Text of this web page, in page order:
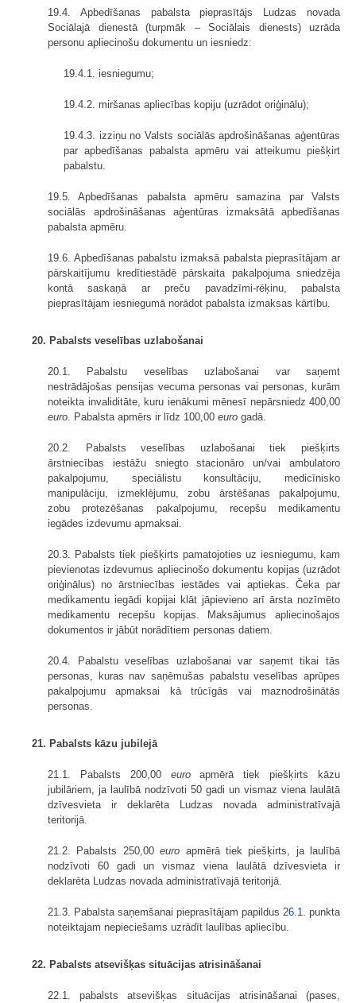
19.4. Apbedīšanas pabalsta pieprasītājs Ludzas novada
Sociālajā dienestā (turpmāk – Sociālais dienests) uzrāda
personu apliecinošu dokumentu un iesniedz:
19.4.1. iesniegumu;
19.4.2. miršanas apliecības kopiju (uzrādot oriģinālu);
19.4.3. izziņu no Valsts sociālās apdrošināšanas aģentūras
par apbedīšanas pabalsta apmēru vai atteikumu piešķirt
pabalstu.
19.5. Apbedīšanas pabalsta apmēru samazina par Valsts
sociālās apdrošināšanas aģentūras izmaksātā apbedīšanas
pabalsta apmēru.
19.6. Apbedīšanas pabalstu izmaksā pabalsta pieprasītājam ar
pārskaitījumu kredītiestādē pārskaita pakalpojuma sniedzēja
kontā saskaņā ar preču pavadzīmi-rēķinu, pabalsta
pieprasītājam iesniegumā norādot pabalsta izmaksas kārtību.
20. Pabalsts veselības uzlabošanai
20.1. Pabalstu veselības uzlabošanai var saņemt
nestrādājošas pensijas vecuma personas vai personas, kurām
noteikta invaliditāte, kuru ienākumi mēnesī nepārsniedz 400,00
euro. Pabalsta apmērs ir līdz 100,00 euro gadā.
20.2. Pabalsts veselības uzlabošanai tiek piešķirts
ārstniecības iestāžu sniegto stacionāro un/vai ambulatoro
pakalpojumu, speciālistu konsultāciju, medicīnisko
manipulāciju, izmeklējumu, zobu ārstēšanas pakalpojumu,
zobu protezēšanas pakalpojumu, recepšu medikamentu
iegādes izdevumu apmaksai.
20.3. Pabalsts tiek piešķirts pamatojoties uz iesniegumu, kam
pievienotas izdevumus apliecinošo dokumentu kopijas (uzrādot
oriģinālus) no ārstniecības iestādes vai aptiekas. Čeka par
medikamentu iegādi kopijai klāt jāpievieno arī ārsta nozīmēto
medikamentu recepšu kopijas. Maksājumus apliecinošajos
dokumentos ir jābūt norādītiem personas datiem.
20.4. Pabalstu veselības uzlabošanai var saņemt tikai tās
personas, kuras nav saņēmušas pabalstu veselības aprūpes
pakalpojumu apmaksai kā trūcīgās vai maznodrošinātās
personas.
21. Pabalsts kāzu jubilejā
21.1. Pabalsts 200,00 euroapmērā tiek piešķirts kāzu
jubilāriem, ja laulībā nodzīvoti 50 gadi un vismaz viena laulātā
dzīvesvieta ir deklarēta Ludzas novada administratīvajā
teritorijā.
21.2. Pabalsts 250,00euro apmērā tiek piešķirts, ja laulībā
nodzīvoti 60 gadi un vismaz viena laulātā dzīvesvieta ir
deklarēta Ludzas novada administratīvajā teritorijā.
21.3. Pabalsta saņemšanai pieprasītājam papildus 26.1. punkta
noteiktajam nepieciešams uzrādīt laulības apliecību.
22. Pabalsts atsevišķas situācijas atrisināšanai
22.1. pabalsts atsevišķas situācijas atrisināšanai (pases,